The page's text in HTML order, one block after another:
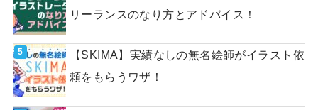
リーランスのなり方とアドバイス！
【SKIMA】実績なしの無名絵師がイラスト依
頼をもらうワザ！